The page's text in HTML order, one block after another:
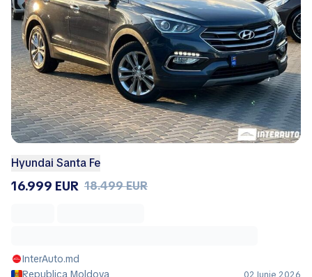
Hyundai Santa Fe
16.999 EUR 18.499 EUR
InterAuto.md
Republica Moldova
02 Iunie 2026